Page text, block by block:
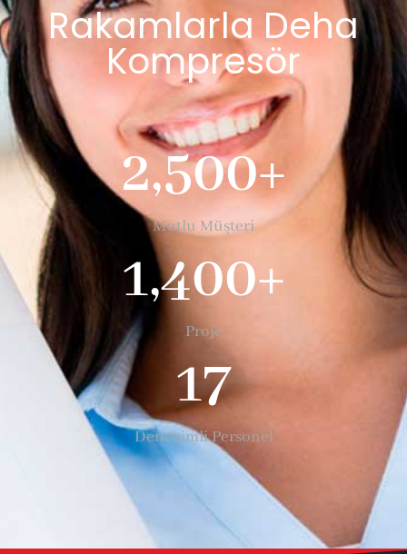
Rakamlarla Deha
Kompresör
Mutlu Müşteri
2,500+
Proje
1,400+
Deneyimli Personel
17